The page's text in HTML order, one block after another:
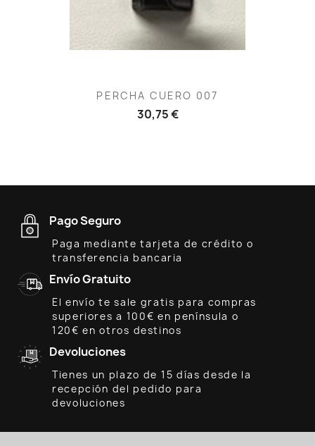
PERCHA CUERO 007
30,75 €
Pago Seguro
Paga mediante tarjeta de crédito o
transferencia bancaria
Envío Gratuito
El envío te sale gratis para compras
superiores a 100€ en península o
120€ en otros destinos
Devoluciones
Tienes un plazo de 15 días desde la
recepción del pedido para
devoluciones